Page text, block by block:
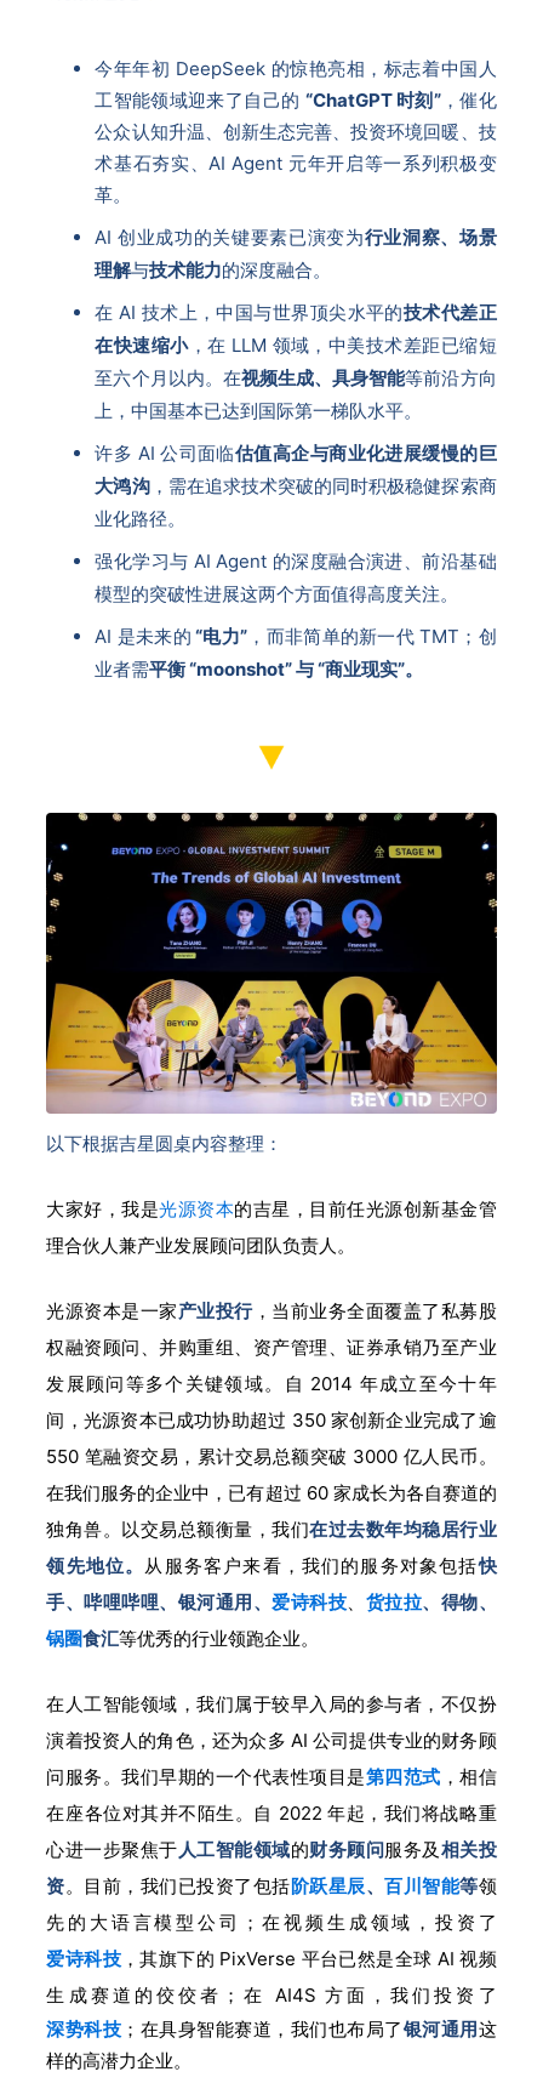
今年年初 DeepSeek 的惊艳亮相，标志着中国人
工智能领域迎来了自己的 “ChatGPT 时刻”，催化
公众认知升温、创新生态完善、投资环境回暖、技
术基石夯实、AI Agent 元年开启等一系列积极变
革。
AI 创业成功的关键要素已演变为行业洞察、场景
理解与技术能力的深度融合。
在 AI 技术上，中国与世界顶尖水平的技术代差正
在快速缩小，在 LLM 领域，中美技术差距已缩短
至六个月以内。在视频生成、具身智能等前沿方向
上，中国基本已达到国际第一梯队水平。
许多 AI 公司面临估值高企与商业化进展缓慢的巨
大鸿沟，需在追求技术突破的同时积极稳健探索商
业化路径。
强化学习与 AI Agent 的深度融合演进、前沿基础
模型的突破性进展这两个方面值得高度关注。
AI 是未来的 “电力” ，而非简单的新一代 TMT；创
业者需平衡 “moonshot” 与 “商业现实”。
以下根据吉星圆桌内容整理：
大家好，我是光源资本的吉星，目前任光源创新基金管
理合伙人兼产业发展顾问团队负责人。
光源资本是一家产业投行，当前业务全面覆盖了私募股
权融资顾问、并购重组、资产管理、证券承销乃至产业
发展顾问等多个关键领域。自 2014 年成立至今十年
间，光源资本已成功协助超过 350 家创新企业完成了逾
550 笔融资交易，累计交易总额突破 3000 亿人民币。
在我们服务的企业中，已有超过 60 家成长为各自赛道的
独角兽。以交易总额衡量，我们在过去数年均稳居行业
领先地位。 从服务客户来看，我们的服务对象包括快
手、哔哩哔哩、银河通用、爱诗科技、 货拉拉、得物、
锅圈食汇等优秀的行业领跑企业。
在 人工智能领域 ，我们属于较早入局的参与者，不仅扮
演着投资人的角色，还为众多 AI 公司提供专业的财务顾
问服务。我们早期的一个代表性项目是第四范式 ，相信
在座各位对其并不陌生。自 2022 年起，我们将战略重
心进一步聚焦于人工智能领域的财务顾问服务及 相关投
资。目前，我们已投资了包括阶跃星辰、百川智能等领
先的大语言模型公司；在视频生成领域，投资了
爱诗科技，其旗下的 PixVerse 平台已然是全球 AI 视频
生成赛道的 佼佼者；在 AI4S 方面，我们投资了
深势科技 ；在具身智能赛道，我们也布局了银河通用这
样的高潜力企业。